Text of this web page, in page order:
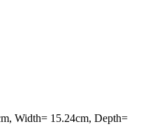
Width= 15.24cm, Depth=